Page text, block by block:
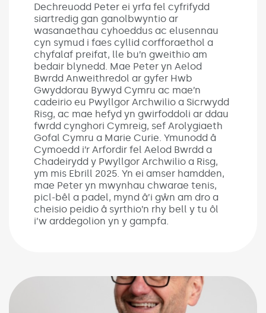
Dechreuodd Peter ei yrfa fel cyfrifydd
siartredig gan ganolbwyntio ar
wasanaethau cyhoeddus ac elusennau
cyn symud i faes cyllid corfforaethol a
chyfalaf preifat, lle bu’n gweithio am
bedair blynedd. Mae Peter yn Aelod
Bwrdd Anweithredol ar gyfer Hwb
Gwyddorau Bywyd Cymru ac mae’n
cadeirio eu Pwyllgor Archwilio a Sicrwydd
Risg, ac mae hefyd yn gwirfoddoli ar ddau
fwrdd cynghori Cymreig, sef Arolygiaeth
Gofal Cymru a Marie Curie. Ymunodd â
Cymoedd i’r Arfordir fel Aelod Bwrdd a
Chadeirydd y Pwyllgor Archwilio a Risg,
ym mis Ebrill 2025. Yn ei amser hamdden,
mae Peter yn mwynhau chwarae tenis,
picl-bêl a padel, mynd â’i gŵn am dro a
cheisio peidio â syrthio’n rhy bell y tu ôl
i’w arddegolion yn y gampfa.